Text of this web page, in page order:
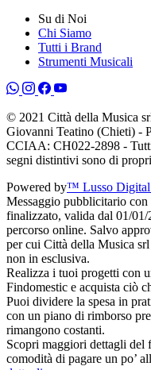
Su di Noi
Chi Siamo
Tutti i Brand
Strumenti Musicali
© 2021 Città della Musica
Giovanni Teatino (Chieti) -
CCIAA: CH022-2898 -
segni distintivi sono di
Powered by™ Lusso
Messaggio pubblicitario
finalizzato, valida dal 01/
percorso online. Salvo
per cui Città della Musica
non in esclusiva.
Realizza i tuoi progetti con
Findomestic e acquista ciò
Puoi dividere la spesa in
con un piano di rimborso
rimangono costanti.
Scopri maggiori dettagli del
comodità di pagare un po’